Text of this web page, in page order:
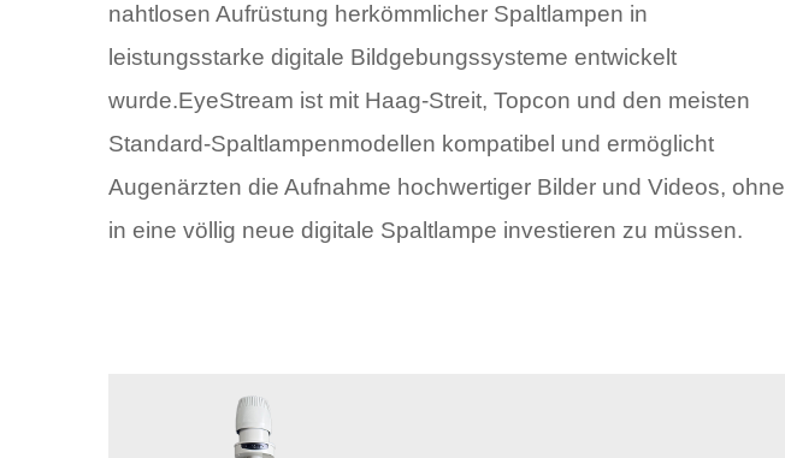
nahtlosen Aufrüstung herkömmlicher Spaltlampen in
leistungsstarke digitale Bildgebungssysteme entwickelt
wurde.EyeStream ist mit Haag-Streit, Topcon und den meisten
Standard-Spaltlampenmodellen kompatibel und ermöglicht
Augenärzten die Aufnahme hochwertiger Bilder und Videos, ohne
in eine völlig neue digitale Spaltlampe investieren zu müssen.